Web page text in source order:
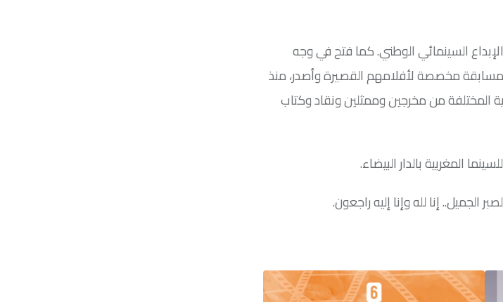
السينمائي الوطني. كما فتح في وجه
مسابقة مخصصة لأفلامهم القصيرة وأصدر، منذ
المختلفة من مخرجين وممثلين ونقاد وكتاب
المغربية بالدار البيضاء.
الجميل.. إنا لله وإنا إليه راجعون.